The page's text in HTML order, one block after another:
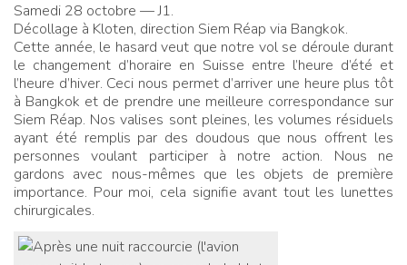
Samedi 28 octobre — J1.
Décollage à Kloten, direction Siem Réap via Bangkok.
Cette année, le hasard veut que notre vol se déroule durant
le changement d’horaire en Suisse entre l’heure d’été et
l’heure d’hiver. Ceci nous permet d’arriver une heure plus tôt
à Bangkok et de prendre une meilleure correspondance sur
Siem Réap. Nos valises sont pleines, les volumes résiduels
ayant été remplis par des doudous que nous offrent les
personnes voulant participer à notre action. Nous ne
gardons avec nous-mêmes que les objets de première
importance. Pour moi, cela signifie avant tout les lunettes
chirurgicales.